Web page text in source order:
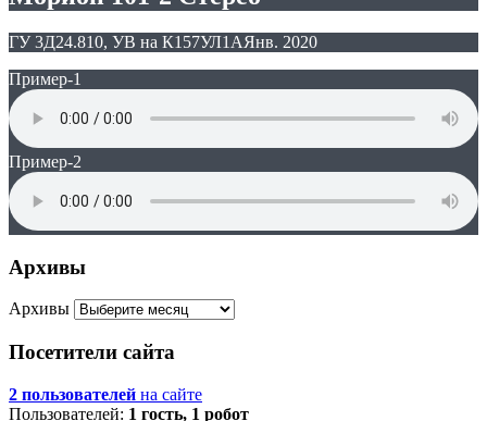
ГУ 3Д24.810, УВ на К157УЛ1АЯнв. 2020
Пример-1
Пример-2
Архивы
Архивы
Посетители сайта
2 пользователей на сайте
Пользователей: 1 гость, 1 робот